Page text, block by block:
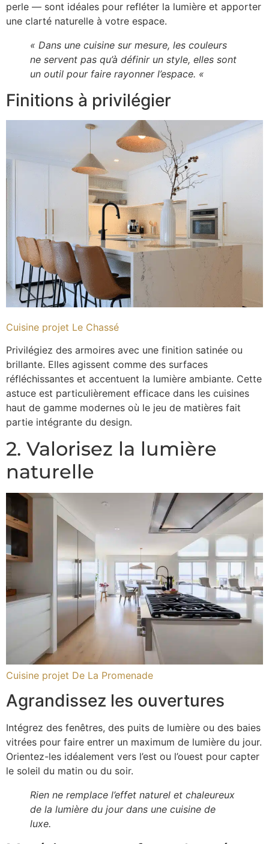
perle — sont idéales pour refléter la lumière et apporter
une clarté naturelle à votre espace.
« Dans une cuisine sur mesure, les couleurs
ne servent pas qu’à définir un style, elles sont
un outil pour faire rayonner l’espace. «
Finitions à privilégier
Cuisine projet Le Chassé
Privilégiez des armoires avec une finition satinée ou
brillante. Elles agissent comme des surfaces
réfléchissantes et accentuent la lumière ambiante. Cette
astuce est particulièrement efficace dans les cuisines
haut de gamme modernes où le jeu de matières fait
partie intégrante du design.
2. Valorisez la lumière
naturelle
Cuisine projet De La Promenade
Agrandissez les ouvertures
Intégrez des fenêtres, des puits de lumière ou des baies
vitrées pour faire entrer un maximum de lumière du jour.
Orientez-les idéalement vers l’est ou l’ouest pour capter
le soleil du matin ou du soir.
Rien ne remplace l’effet naturel et chaleureux
de la lumière du jour dans une cuisine de
luxe.